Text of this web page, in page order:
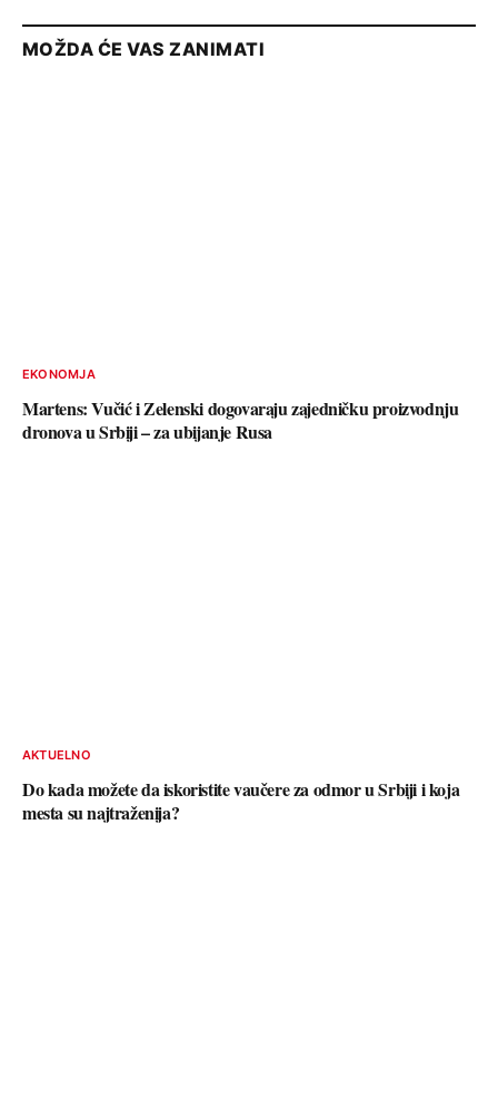
MOŽDA ĆE VAS ZANIMATI
EKONOMJA
Martens: Vučić i Zelenski dogovaraju zajedničku proizvodnju
dronova u Srbiji – za ubijanje Rusa
AKTUELNO
Do kada možete da iskoristite vaučere za odmor u Srbiji i koja
mesta su najtraženija?